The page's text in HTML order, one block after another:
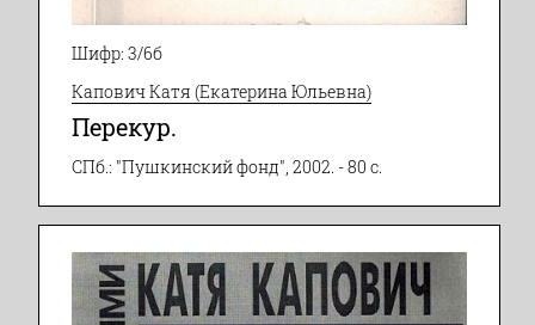
Шифр: 3/6б
Капович Катя (Екатерина Юльевна)
Перекур.
СПб.: "Пушкинский фонд", 2002. - 80 с.